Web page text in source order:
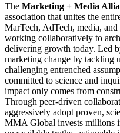
The Marketing + Media
association that unites the
MarTech, AdTech, media,
working collaboratively to
delivering growth today. Led
marketing change by tackling
challenging entrenched
committed to science and
impact only comes from
Through peer-driven
aggressively adopt proven,
MMA Global invests millions